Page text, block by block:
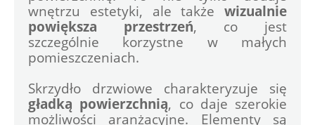
wnętrzu estetyki, ale także wizualnie
powiększa przestrzeń, co jest
szczególnie korzystne w małych
pomieszczeniach.
gładką powierzchnią, co daje szerokie